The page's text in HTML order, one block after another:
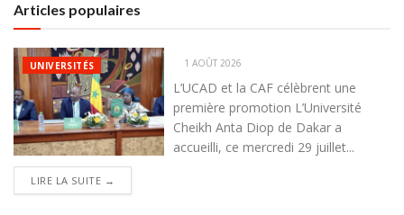
Articles populaires
UNIVERSITÉS 1 AOÛT 2026
L’UCAD et la CAF célèbrent une
première promotion L’Université
Cheikh Anta Diop de Dakar a
accueilli, ce mercredi 29 juillet...
LIRE LA SUITE →